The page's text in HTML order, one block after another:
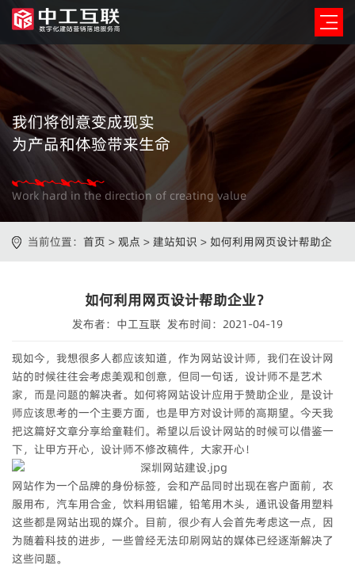
我们将创意变成现实
为产品和体验带来生命
Work hard in the direction of creating value
当前位置： 首页 > 观点 > 建站知识 > 如何利用网页设计帮助企
如何利用网页设计帮助企业？
发布者：中工互联 发布时间：2021-04-19
现如今，我想很多人都应该知道，作为网站设计师，我们在设计网
站的时候往往会考虑美观和创意，但同一句话，设计师不是艺术
家，而是问题的解决者。如何将网站设计应用于赞助企业，是设计
师应该思考的一个主要方面，也是甲方对设计师的高期望。今天我
把这篇好文章分享给童鞋们。希望以后设计网站的时候可以借鉴一
下，让甲方开心，设计师不修改稿件，大家开心！
网站作为一个品牌的身份标签，会和产品同时出现在客户面前，衣
服用布，汽车用合金，饮料用铝罐，铅笔用木头，通讯设备用塑料
这些都是网站出现的媒介。目前，很少有人会首先考虑这一点，因
为随着科技的进步，一些曾经无法印刷网站的媒体已经逐渐解决了
这些问题。